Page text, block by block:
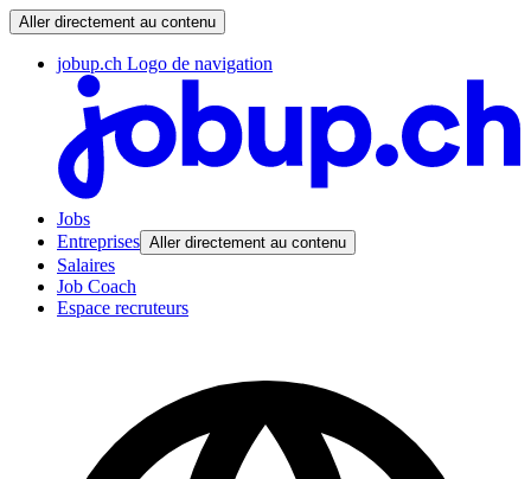
Aller directement au contenu
jobup.ch Logo de navigation
Jobs
Entreprises Aller directement au contenu
Salaires
Job Coach
Espace recruteurs